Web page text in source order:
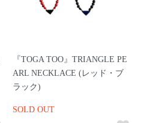
『TOGA TOO』TRIANGLE PE
ARL NECKLACE (レッド・ブ
ラック)
SOLD OUT